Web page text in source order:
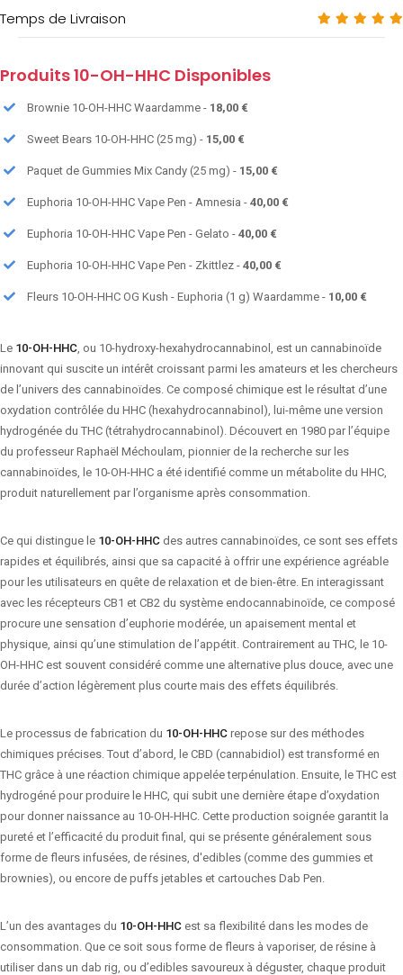
Temps de Livraison
Produits 10-OH-HHC Disponibles
Brownie 10-OH-HHC Waardamme - 18,00 €
Sweet Bears 10-OH-HHC (25 mg) - 15,00 €
Paquet de Gummies Mix Candy (25 mg) - 15,00 €
Euphoria 10-OH-HHC Vape Pen - Amnesia - 40,00 €
Euphoria 10-OH-HHC Vape Pen - Gelato - 40,00 €
Euphoria 10-OH-HHC Vape Pen - Zkittlez - 40,00 €
Fleurs 10-OH-HHC OG Kush - Euphoria (1 g) Waardamme - 10,00 €
Le 10-OH-HHC , ou 10-hydroxy-hexahydrocannabinol, est un cannabinoïde
innovant qui suscite un intérêt croissant parmi les amateurs et les chercheurs
de l’univers des cannabinoïdes. Ce composé chimique est le résultat d’une
oxydation contrôlée du HHC (hexahydrocannabinol), lui-même une version
hydrogénée du THC (tétrahydrocannabinol). Découvert en 1980 par l’équipe
du professeur Raphaël Méchoulam, pionnier de la recherche sur les
cannabinoïdes, le 10-OH-HHC a été identifié comme un métabolite du HHC,
produit naturellement par l’organisme après consommation.
Ce qui distingue le 10-OH-HHC des autres cannabinoïdes, ce sont ses effets
rapides et équilibrés, ainsi que sa capacité à offrir une expérience agréable
pour les utilisateurs en quête de relaxation et de bien-être. En interagissant
avec les récepteurs CB1 et CB2 du système endocannabinoïde, ce composé
procure une sensation d’euphorie modérée, un apaisement mental et
physique, ainsi qu’une stimulation de l’appétit. Contrairement au THC, le 10-
OH-HHC est souvent considéré comme une alternative plus douce, avec une
durée d’action légèrement plus courte mais des effets équilibrés.
Le processus de fabrication du 10-OH-HHC repose sur des méthodes
chimiques précises. Tout d’abord, le CBD (cannabidiol) est transformé en
THC grâce à une réaction chimique appelée terpénulation. Ensuite, le THC est
hydrogéné pour produire le HHC, qui subit une dernière étape d’oxydation
pour donner naissance au 10-OH-HHC. Cette production soignée garantit la
pureté et l’efficacité du produit final, qui se présente généralement sous
forme de fleurs infusées, de résines, d'edibles (comme des gummies et
brownies), ou encore de puffs jetables et cartouches Dab Pen.
L’un des avantages du 10-OH-HHC est sa flexibilité dans les modes de
consommation. Que ce soit sous forme de fleurs à vaporiser, de résine à
utiliser dans un dab rig, ou d’edibles savoureux à déguster, chaque produit